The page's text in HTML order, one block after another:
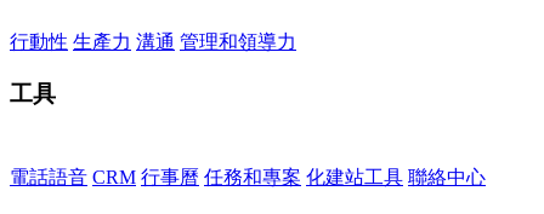
行動性 生產力 溝通 管理和領導力
工具
電話語音 CRM 行事曆 任務和專案 化建站工具 聯絡中心